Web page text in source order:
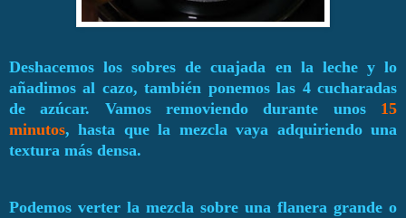
Deshacemos los sobres de cuajada en la leche y lo
añadimos al cazo, también ponemos las 4 cucharadas
de azúcar. Vamos removiendo durante unos 15
minutos, hasta que la mezcla vaya adquiriendo una
textura más densa.
Podemos verter la mezcla sobre una flanera grande o